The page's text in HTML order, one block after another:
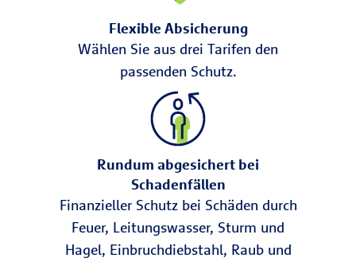
Flexible Absicherung
Wählen Sie aus drei Tarifen den
passenden Schutz.
Rundum abgesichert bei
Schadenfällen
Finanzieller Schutz bei Schäden durch
Feuer, Leitungswasser, Sturm und
Hagel, Einbruchdiebstahl, Raub und